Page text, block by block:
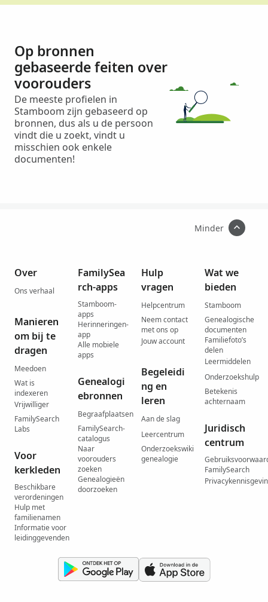
Op bronnen
gebaseerde feiten over
voorouders
De meeste profielen in
Stamboom zijn gebaseerd op
bronnen, dus als u de persoon
vindt die u zoekt, vindt u
misschien ook enkele
documenten!
Minder
Over
Ons verhaal
Manieren
om bij te
dragen
Meedoen
Wat is
indexeren
Vrijwilliger
FamilySearch
Labs
Voor
kerkleden
Beschikbare
verordeningen
Hulp met
familienamen
Informatie voor
leidinggevenden
FamilySea
rch-apps
Stamboom-
apps
Herinneringen-
app
Alle mobiele
apps
Genealogi
ebronnen
Begraafplaatsen
FamilySearch-
catalogus
Naar
voorouders
zoeken
Genealogieën
doorzoeken
Hulp
vragen
Helpcentrum
Neem contact
met ons op
Jouw account
Begeleidi
ng en
leren
Aan de slag
Leercentrum
Onderzoekswiki
genealogie
Wat we
bieden
Stamboom
Genealogische
documenten
Familiefoto’s
delen
Leermiddelen
Onderzoekshulp
Betekenis
achternaam
Juridisch
centrum
FamilySearch